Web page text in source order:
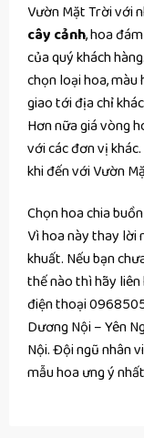
Vườn Mặt Trời với
cây cảnh, hoa
của quý khách
chọn loại hoa,
giao tới địa chỉ
Hơn nữa giá vòng
với các đơn vị
khi đến với Vườn
Chọn hoa chia
Vì hoa này thay lời
khuất. Nếu bạn
thế nào thì hãy
điện thoại
Dương Nội – Yên
Nội. Đội ngũ nhân
mẫu hoa ưng ý